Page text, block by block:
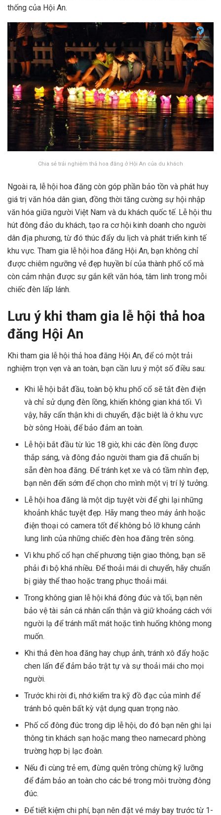
thống của Hội An.
Chia sẻ trải nghiệm thả hoa đăng ở Hội An của du khách
Ngoài ra, lễ hội hoa đăng còn góp phần bảo tồn và phát huy
giá trị văn hóa dân gian, đồng thời tăng cường sự hội nhập
văn hóa giữa người Việt Nam và du khách quốc tế. Lễ hội thu
hút đông đảo du khách, tạo ra cơ hội kinh doanh cho người
dân địa phương, từ đó thúc đẩy du lịch và phát triển kinh tế
khu vực. Tham gia lễ hội hoa đăng Hội An, bạn không chỉ
được chiêm ngưỡng vẻ đẹp huyền bí của thành phố cổ mà
còn cảm nhận được sự gắn kết văn hóa, tâm linh trong mỗi
chiếc đèn lấp lánh.
Lưu ý khi tham gia lễ hội thả hoa
đăng Hội An
Khi tham gia lễ hội thả hoa đăng Hội An, để có một trải
nghiệm trọn vẹn và an toàn, bạn cần lưu ý một số điều sau:
Khi lễ hội bắt đầu, toàn bộ khu phố cổ sẽ tắt đèn điện
và chỉ sử dụng đèn lồng, khiến không gian khá tối. Vì
vậy, hãy cẩn thận khi di chuyển, đặc biệt là ở khu vực
bờ sông Hoài, để bảo đảm an toàn.
Lễ hội bắt đầu từ lúc 18 giờ, khi các đèn lồng được
thắp sáng, và đông đảo người tham gia đã chuẩn bị
sẵn đèn hoa đăng. Để tránh kẹt xe và có tầm nhìn đẹp,
bạn nên đến sớm để chọn cho mình một vị trí lý tưởng.
Lễ hội hoa đăng là một dịp tuyệt vời để ghi lại những
khoảnh khắc tuyệt đẹp. Hãy mang theo máy ảnh hoặc
điện thoại có camera tốt để không bỏ lỡ khung cảnh
lung linh của những chiếc đèn hoa đăng trên sông.
Vì khu phố cổ hạn chế phương tiện giao thông, bạn sẽ
phải đi bộ khá nhiều. Để thoải mái di chuyển, hãy chuẩn
bị giày thể thao hoặc trang phục thoải mái.
Trong không gian lễ hội khá đông đúc và tối, bạn nên
bảo vệ tài sản cá nhân cẩn thận và giữ khoảng cách với
người lạ để tránh mất mát hoặc tình huống không mong
muốn.
Khi thả đèn hoa đăng hay chụp ảnh, tránh xô đẩy hoặc
chen lấn để đảm bảo trật tự và sự thoải mái cho mọi
người.
Trước khi rời đi, nhớ kiểm tra kỹ đồ đạc của mình để
tránh bỏ quên bất kỳ vật dụng quan trọng nào.
Phố cổ đông đúc trong dịp lễ hội, do đó bạn nên ghi lại
thông tin khách sạn hoặc mang theo namecard phòng
trường hợp bị lạc đoàn.
Nếu đi cùng trẻ em, đừng quên trông chừng kỹ lưỡng
để đảm bảo an toàn cho các bé trong môi trường đông
đúc.
Để tiết kiệm chi phí, bạn nên đặt vé máy bay trước từ 1-